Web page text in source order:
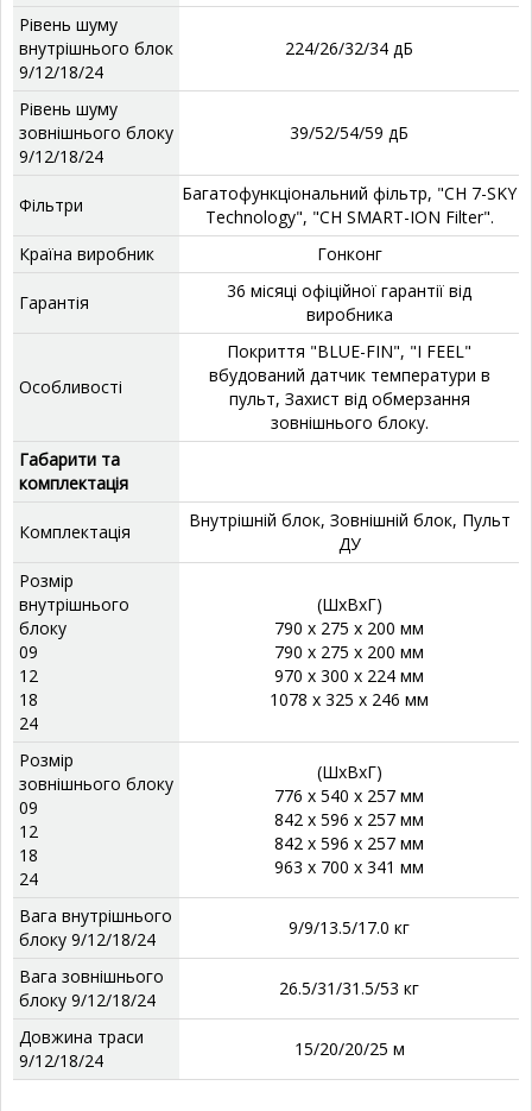
Рівень шуму
внутрішнього блок
9/12/18/24
224/26/32/34 дБ
Рівень шуму
зовнішнього блоку
9/12/18/24
39/52/54/59 дБ
Фільтри
Багатофункціональний фільтр, "CH 7-SKY
Technology", "CH SMART-ION Filter".
Країна виробник
Гонконг
Гарантія
36 місяці офіційної гарантії від
виробника
Особливості
Покриття "BLUE-FIN", "I FEEL"
вбудований датчик температури в
пульт, Захист від обмерзання
зовнішнього блоку.
Габарити та
комплектація
Комплектація
Внутрішній блок, Зовнішній блок, Пульт
ДУ
Розмір
внутрішнього
блоку
09
12
18
24
(ШхВхГ)
790 x 275 x 200 мм
790 x 275 x 200 мм
970 x 300 x 224 мм
1078 x 325 x 246 мм
Розмір
зовнішнього блоку
09
12
18
24
(ШхВхГ)
776 x 540 x 257 мм
842 x 596 x 257 мм
842 x 596 x 257 мм
963 x 700 x 341 мм
Вага внутрішнього
блоку 9/12/18/24
9/9/13.5/17.0 кг
Вага зовнішнього
блоку 9/12/18/24
26.5/31/31.5/53 кг
Довжина траси
9/12/18/24
15/20/20/25 м